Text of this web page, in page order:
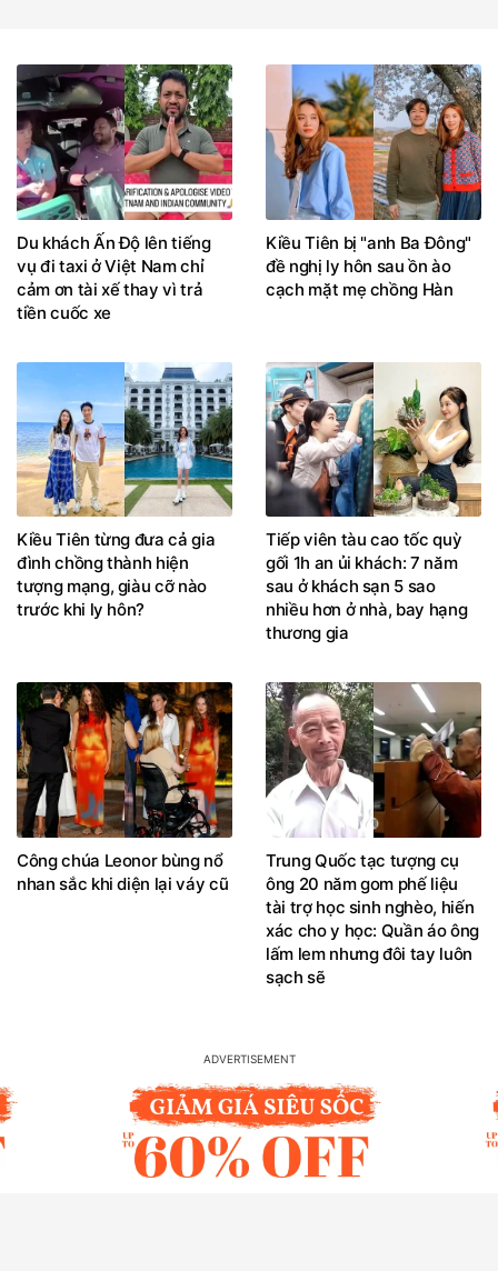
Du khách Ấn Độ lên tiếng
vụ đi taxi ở Việt Nam chỉ
cảm ơn tài xế thay vì trả
tiền cuốc xe
Kiều Tiên bị "anh Ba Đông"
đề nghị ly hôn sau ồn ào
cạch mặt mẹ chồng Hàn
Kiều Tiên từng đưa cả gia
đình chồng thành hiện
tượng mạng, giàu cỡ nào
trước khi ly hôn?
Tiếp viên tàu cao tốc quỳ
gối 1h an ủi khách: 7 năm
sau ở khách sạn 5 sao
nhiều hơn ở nhà, bay hạng
thương gia
Công chúa Leonor bùng nổ
nhan sắc khi diện lại váy cũ
Trung Quốc tạc tượng cụ
ông 20 năm gom phế liệu
tài trợ học sinh nghèo, hiến
xác cho y học: Quần áo ông
lấm lem nhưng đôi tay luôn
sạch sẽ